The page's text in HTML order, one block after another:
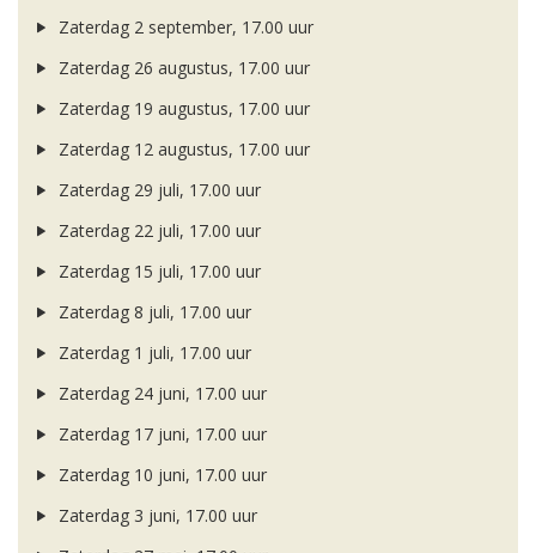
Zaterdag 2 september, 17.00 uur
Zaterdag 26 augustus, 17.00 uur
Zaterdag 19 augustus, 17.00 uur
Zaterdag 12 augustus, 17.00 uur
Zaterdag 29 juli, 17.00 uur
Zaterdag 22 juli, 17.00 uur
Zaterdag 15 juli, 17.00 uur
Zaterdag 8 juli, 17.00 uur
Zaterdag 1 juli, 17.00 uur
Zaterdag 24 juni, 17.00 uur
Zaterdag 17 juni, 17.00 uur
Zaterdag 10 juni, 17.00 uur
Zaterdag 3 juni, 17.00 uur